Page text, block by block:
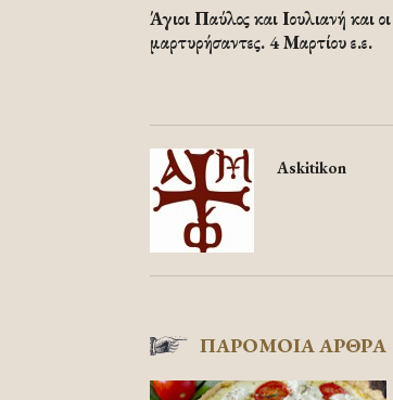
Άγιοι Παύλος και Ιουλιανή και
μαρτυρήσαντες. 4 Μαρτίου ε.ε.
Askitikon
ΠΑΡΟΜΟΙΑ ΑΡΘΡΑ